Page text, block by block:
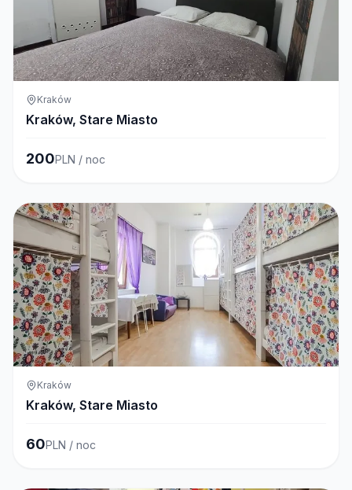
Kraków
Kraków, Stare Miasto
200PLN / noc
Kraków
Kraków, Stare Miasto
60PLN / noc